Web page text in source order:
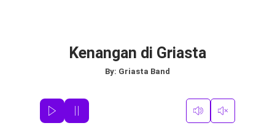
Kenangan di Griasta
By: Griasta Band